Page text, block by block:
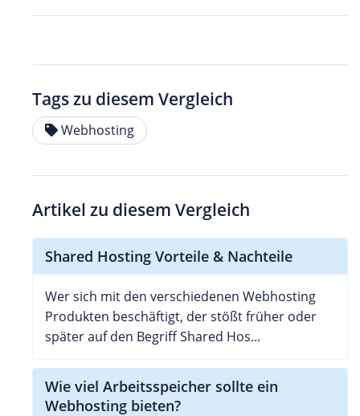
Tags zu diesem Vergleich
Webhosting
Artikel zu diesem Vergleich
Shared Hosting Vorteile & Nachteile
Wer sich mit den verschiedenen Webhosting
Produkten beschäftigt, der stößt früher oder
später auf den Begriff Shared Hos...
Wie viel Arbeitsspeicher sollte ein
Webhosting bieten?